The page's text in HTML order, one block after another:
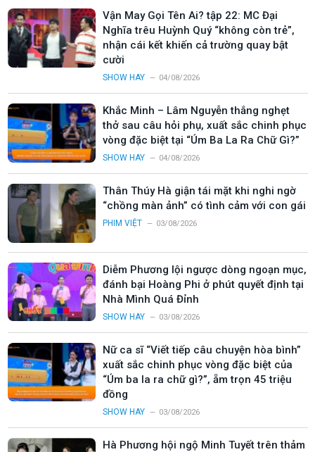
Vận May Gọi Tên Ai? tập 22: MC Đại
Nghĩa trêu Huỳnh Quý “không còn trẻ”,
nhận cái kết khiến cả trường quay bật
cười
SHOW HAY 04/08/2026
Khắc Minh – Lâm Nguyễn thắng nghẹt
thở sau câu hỏi phụ, xuất sắc chinh phục
vòng đặc biệt tại “Úm Ba La Ra Chữ Gì?”
SHOW HAY 04/08/2026
Thân Thúy Hà giận tái mặt khi nghi ngờ
“chồng màn ảnh” có tình cảm với con gái
PHIM VIỆT 03/08/2026
Diễm Phương lội ngược dòng ngoạn mục,
đánh bại Hoàng Phi ở phút quyết định tại
Nhà Mình Quá Đỉnh
SHOW HAY 03/08/2026
Nữ ca sĩ “Viết tiếp câu chuyện hòa bình”
xuất sắc chinh phục vòng đặc biệt của
“Úm ba la ra chữ gì?”, ẵm trọn 45 triệu
đồng
SHOW HAY 03/08/2026
Hà Phương hội ngộ Minh Tuyết trên thảm